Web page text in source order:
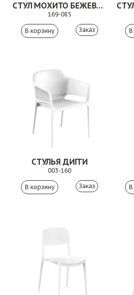
СТУЛ МОХИТО БЕЖЕВО-КОРИЧНЕВЫЙ
169-085
Заказ
СТУЛЬЯ ДИГГИ
003-160
Заказ